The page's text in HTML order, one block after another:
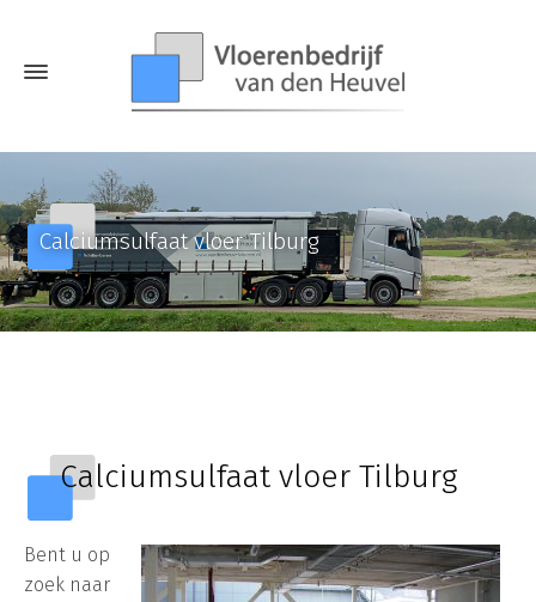
Calciumsulfaat vloer Tilburg
Calciumsulfaat vloer Tilburg
Bent u op
zoek naar